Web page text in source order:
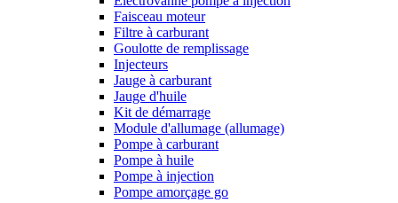
Faisceau moteur
Filtre à carburant
Goulotte de remplissage
Injecteurs
Jauge à carburant
Jauge d'huile
Kit de démarrage
Module d'allumage (allumage)
Pompe à carburant
Pompe à huile
Pompe à injection
Pompe amorçage go